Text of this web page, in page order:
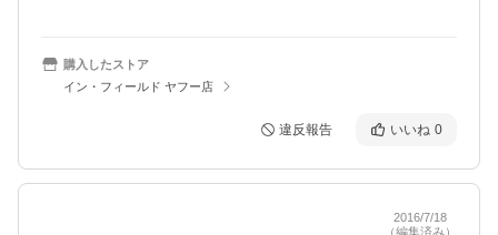
購入したストア
イン・フィールド ヤフー店
違反報告 いいね 0
2016/7/18
（編集済み）